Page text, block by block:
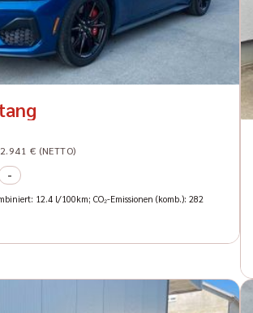
€ (NETTO)
-
12.4 l/100km; CO₂-Emissionen (komb.): 282